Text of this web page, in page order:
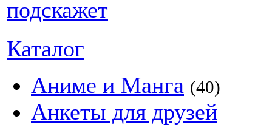
Каталог
Аниме и Манга (40)
Анкеты для друзей